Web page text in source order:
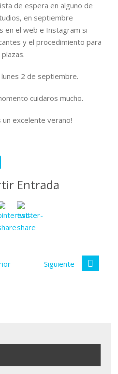
de espera en alguno de
en septiembre
en el web e Instagram si
y el procedimiento para
2 de septiembre.
cuidaros mucho.
un excelente verano!
Entrada
Siguiente